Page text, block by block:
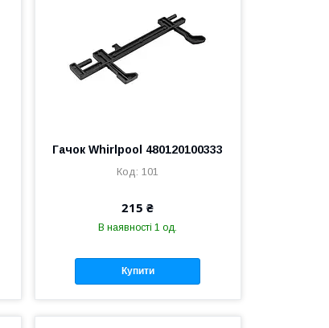
Гачок Whirlpool 480120100333
101
215 ₴
В наявності 1 од.
Купити